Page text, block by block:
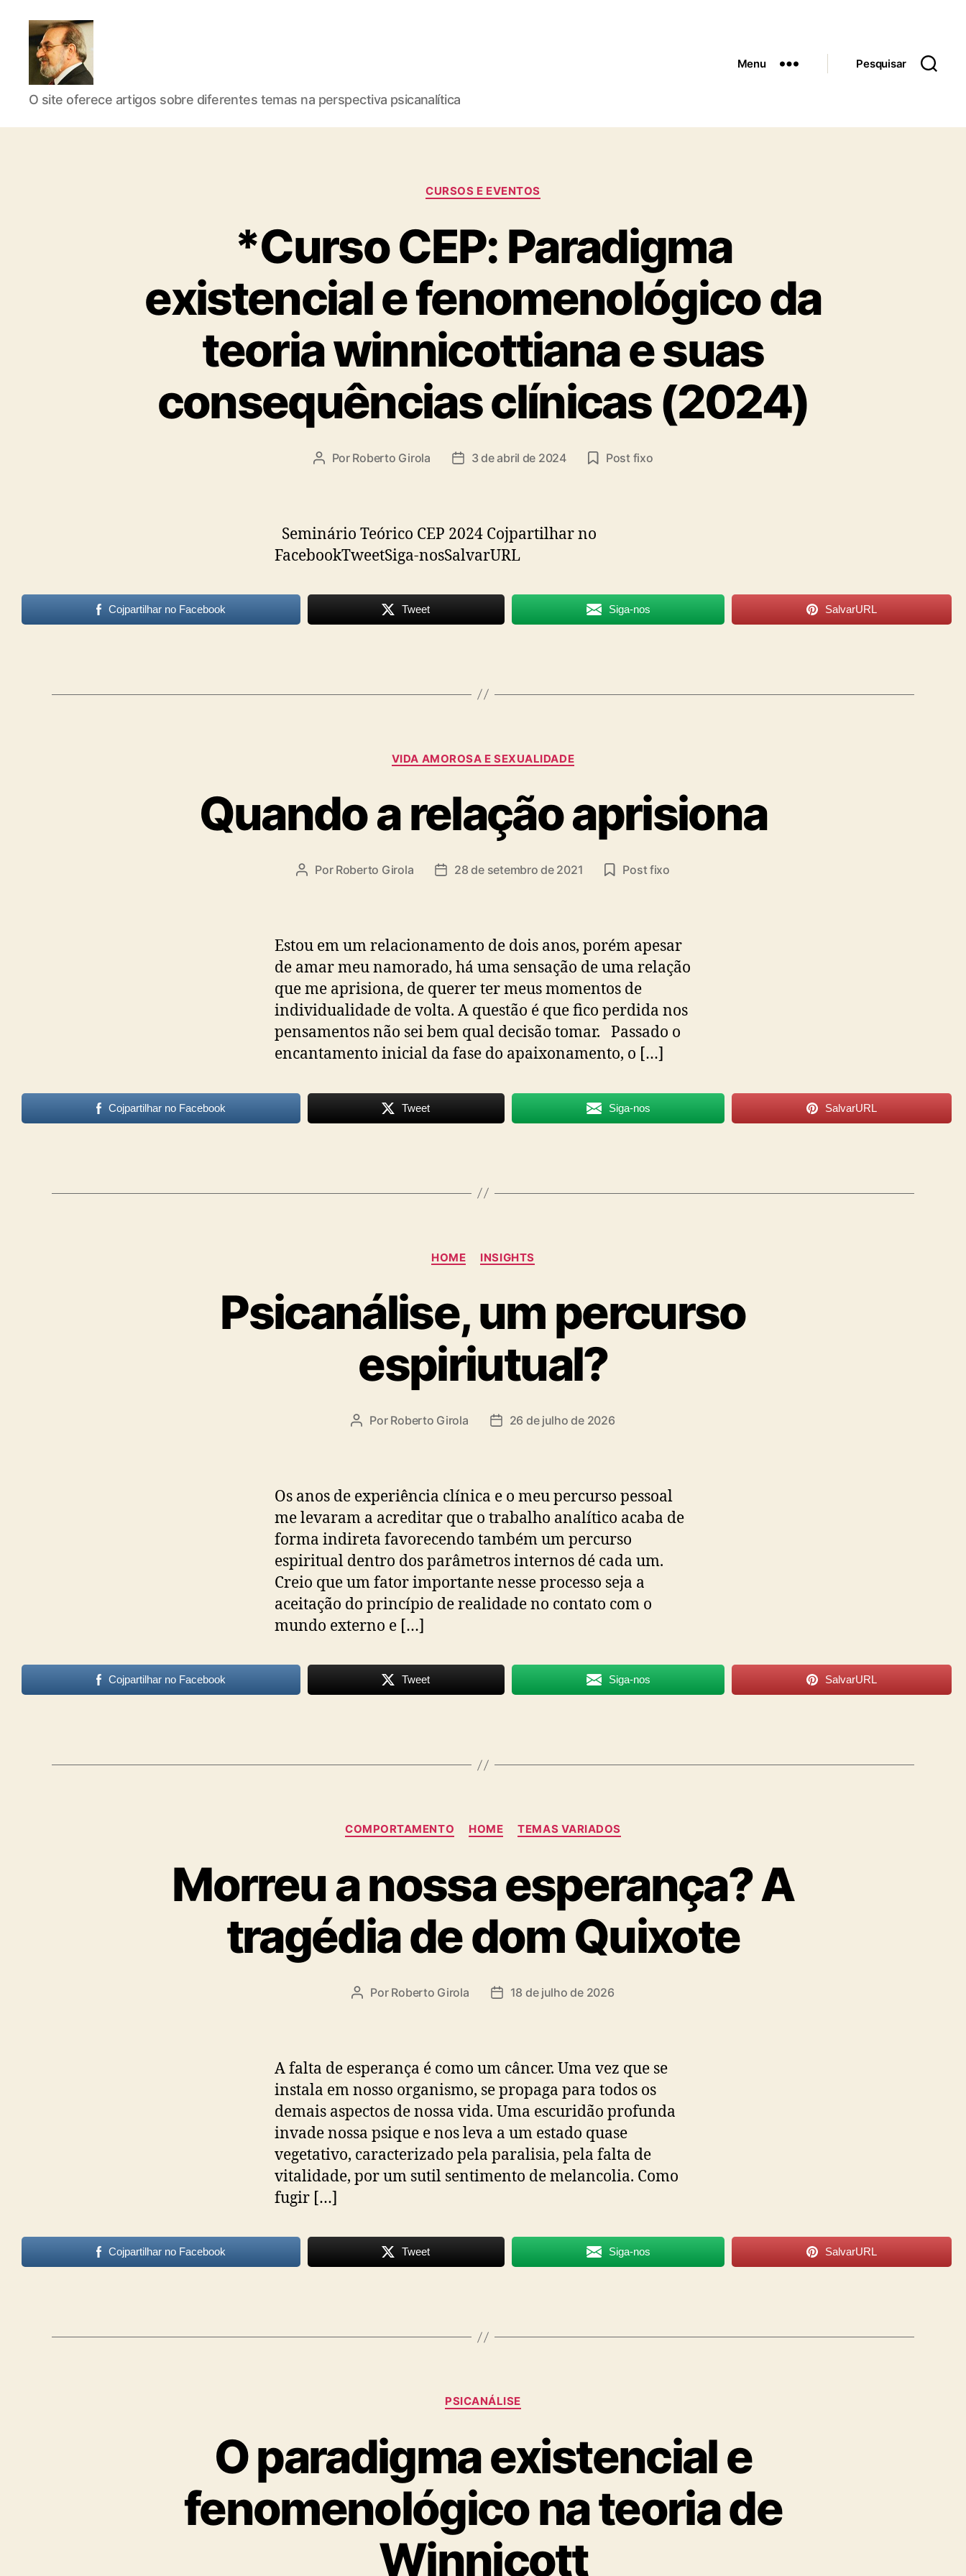
Roberto
Psicanalista
O site oferece artigos sobre diferentes temas na perspectiva psicanalítica
Menu Pesquisar
Categorias
CURSOS E EVENTOS
*Curso CEP: Paradigma
existencial e fenomenológico da
teoria winnicottiana e suas
consequências clínicas (2024)
Autor
Por Roberto Girola
Data3 de abril de 2024 Post fixo
Seminário Teórico CEP 2024 Cojpartilhar no
FacebookTweetSiga-nosSalvarURL
Cojpartilhar no Facebook Tweet Siga-nos SalvarURL
Categorias
VIDA AMOROSA E SEXUALIDADE
Quando a relação aprisiona
Autor
Por Roberto Girola
Data28 de setembro de 2021 Post fixo
Estou em um relacionamento de dois anos, porém apesar
de amar meu namorado, há uma sensação de uma relação
que me aprisiona, de querer ter meus momentos de
individualidade de volta. A questão é que fico perdida nos
pensamentos não sei bem qual decisão tomar. Passado o
encantamento inicial da fase do apaixonamento, o […]
Cojpartilhar no Facebook Tweet Siga-nos SalvarURL
Categorias
HOME INSIGHTS
Psicanálise, um percurso
espiriutual?
Autor
Por Roberto Girola
Data26 de julho de 2026
Os anos de experiência clínica e o meu percurso pessoal
me levaram a acreditar que o trabalho analítico acaba de
forma indireta favorecendo também um percurso
espiritual dentro dos parâmetros internos dé cada um.
Creio que um fator importante nesse processo seja a
aceitação do princípio de realidade no contato com o
mundo externo e […]
Cojpartilhar no Facebook Tweet Siga-nos SalvarURL
Categorias
COMPORTAMENTO HOME TEMAS VARIADOS
Morreu a nossa esperança? A
tragédia de dom Quixote
Autor
Por Roberto Girola
Data18 de julho de 2026
A falta de esperança é como um câncer. Uma vez que se
instala em nosso organismo, se propaga para todos os
demais aspectos de nossa vida. Uma escuridão profunda
invade nossa psique e nos leva a um estado quase
vegetativo, caracterizado pela paralisia, pela falta de
vitalidade, por um sutil sentimento de melancolia. Como
fugir […]
Cojpartilhar no Facebook Tweet Siga-nos SalvarURL
Categorias
PSICANÁLISE
O paradigma existencial e
fenomenológico na teoria de
Winnicott